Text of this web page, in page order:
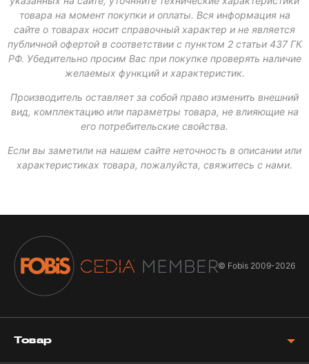
товара на момент покупки и оплаты. Вся информация на
сайте о товарах носит справочный характер и не является
публичной офертой в соответствии с пунктом 2 статьи 437 ГК
РФ. Убедительно просим Вас при покупке проверять наличие
желаемых функций и характеристик.
Производитель оставляет за собой право изменить внешний
вид, комплектацию или параметры товара, не влияющие на
его потребительские свойства.
Если вы заметили на нашем сайте неточность в описании или
характеристиках товара, пожалуйста, свяжитесь с нами.
© Fobis 2009-2026
Товар